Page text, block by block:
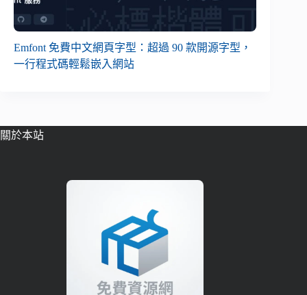
Emfont 免費中文網頁字型：超過 90 款開源字型，
一行程式碼輕鬆嵌入網站
關於本站